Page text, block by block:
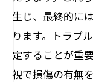
生じ、最終的に
ります。トラブ
定することが重
視で損傷の有無